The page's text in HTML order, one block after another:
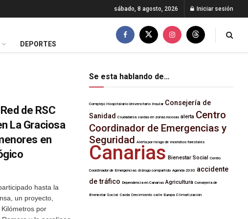
sábado, 8 agosto, 2026 Iniciar sesión
DEPORTES
de RSC
La Graciosa
en
hasta la
un proyecto,
por
Se esta hablando de…
Complejo Hospitalario Universitario Insular Consejería de
Sanidad Ciudadanía caídas en zonas rocosas alerta Centro
Coordinador de Emergencias y
Seguridad Alerta por riesgo de incendios forestales
Canarias Bienestar Social Centro
Coordinador de Emergencias diálogo compartido Agenda 2030 accidente
de tráfico Dependencia en Canarias Agricultura Consejería de
Bienestar Social Caída Crecimiento calle Europa Climatización